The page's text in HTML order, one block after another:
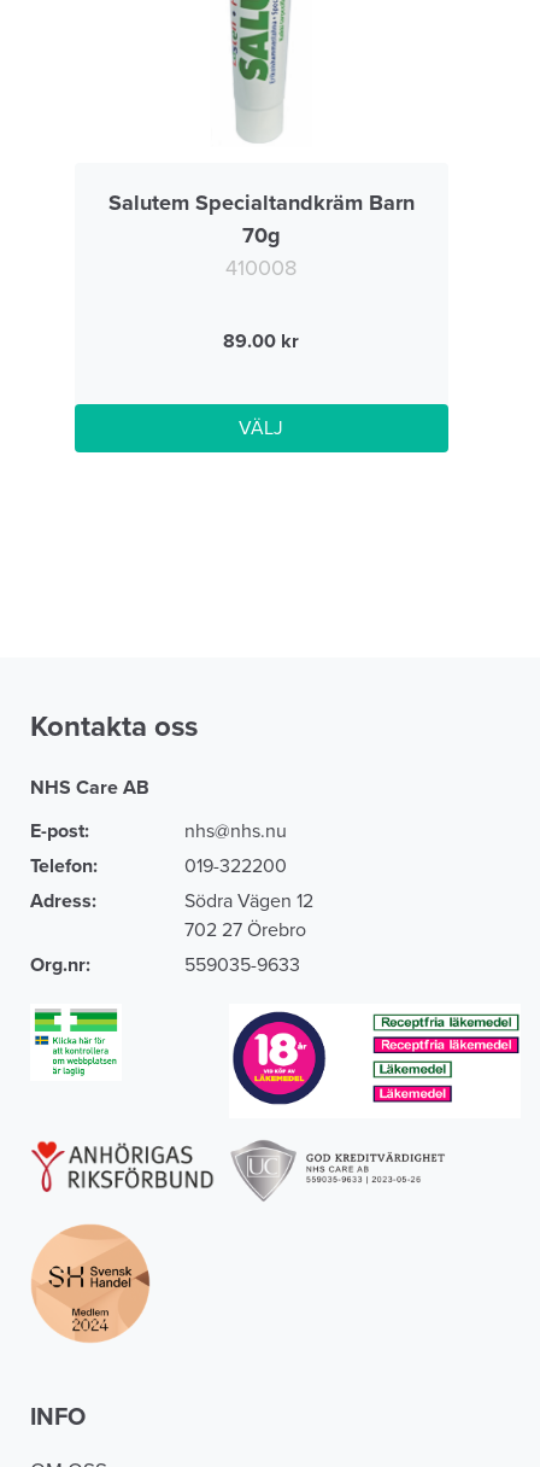
Salutem Specialtandkräm Barn
70g
410008
89.00
VÄLJ
Kontakta oss
NHS Care AB
E-post:
nhs@nhs.nu
Telefon:
019-322200
Adress:
Södra Vägen 12
702 27 Örebro
Org.nr:
559035-9633
INFO